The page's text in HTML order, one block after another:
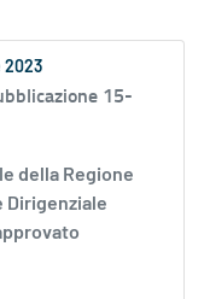
2023
15-
della Regione
Dirigenziale